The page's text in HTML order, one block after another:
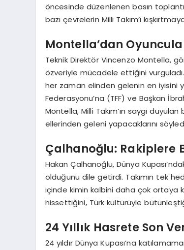
öncesinde düzenlenen basın
bazı çevrelerin Milli Takım’ı
Montella’dan
Teknik Direktör Vincenzo Montella,
özveriyle mücadele ettiğini
her zaman elinden gelenin en iyisini
Federasyonu’na (TFF) ve Başkan
Montella, Milli Takım’ın saygı
ellerinden geleni yapacaklarını
Çalhanoğlu: Rakiplere
Hakan Çalhanoğlu, Dünya
olduğunu dile getirdi. Takımın tek
içinde kimin kalbini daha çok ortaya
hissettiğini, Türk kültürüyle
24 Yıllık Hasrete Son
24 yıldır Dünya Kupası’na